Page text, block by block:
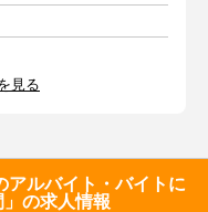
見る
アルバイト・バイトに
の求人情報